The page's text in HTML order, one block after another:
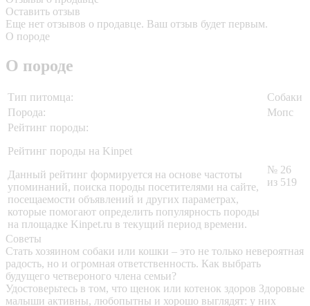
Оставить отзыв
Еще нет отзывов о продавце. Ваш отзыв будет первым.
О породе
О породе
Тип питомца:
Собаки
Порода:
Мопс
Рейтинг породы:
Рейтинг породы на Kinpet
Данный рейтинг формируется на основе частоты
упоминаний, поиска породы посетителями на сайте,
посещаемости объявлений и других параметрах,
которые помогают определить популярность породы
на площадке Kinpet.ru в текущий период времени.
№ 26
из 519
Советы
Стать хозяином собаки или кошки – это не только невероятная
радость, но и огромная ответственность. Как выбрать
будущего четвероного члена семьи?
Удостоверьтесь в том, что щенок или котенок здоров Здоровые
малыши активны, любопытны и хорошо выглядят: у них